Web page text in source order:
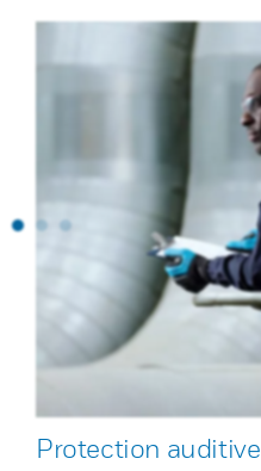
Protection auditive